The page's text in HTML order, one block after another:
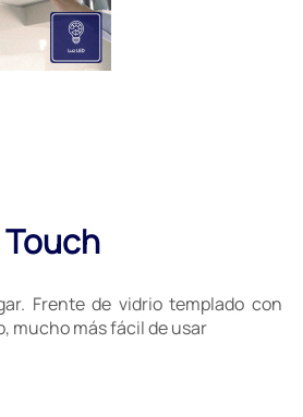
Frente de vidrio templado con
mucho más fácil de usar